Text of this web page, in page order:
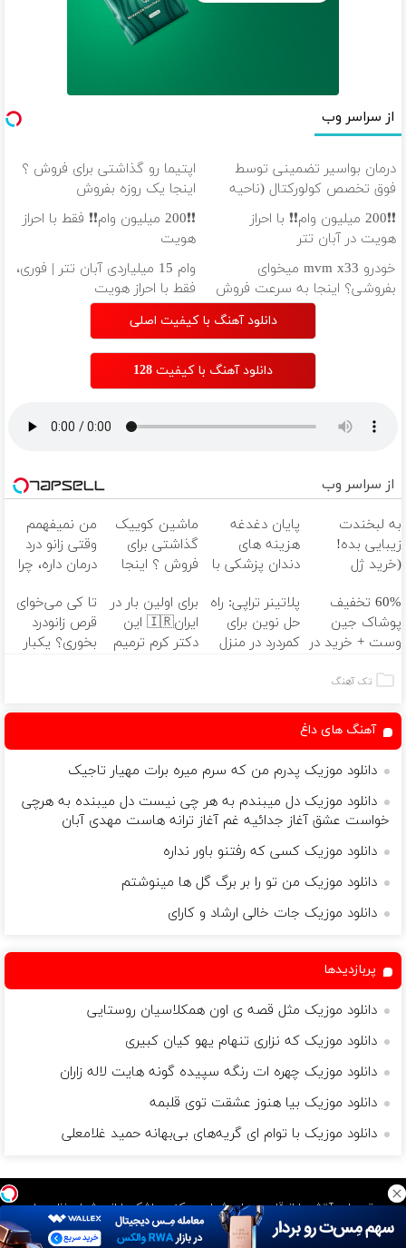
از سراسر وب
درمان بواسیر تضمینی توسط
فوق تخصص کولورکتال (ناحیه
مقعد)
اپتیما رو گذاشتی برای فروش ؟
اینجا یک روزه بفروش
❗❗200 میلیون وام❗❗ با احراز
هویت در آبان تتر
❗❗200 میلیون وام❗❗ فقط با احراز
هویت
خودرو mvm x33 میخوای
بفروشی؟ اینجا به سرعت فروش
وام 15 میلیاردی آبان تتر | فوری،
فقط با احراز هویت
دانلود آهنگ با کیفیت اصلی
دانلود آهنگ با کیفیت 128
از سراسر وب
به لبخندت
زیبایی بده!
(خرید ژل
دندان
با40%تخفیف)
پایان دغدغه
هزینه های
دندان پزشکی با
کننده خانگی
ماشین کوییک
گذاشتی برای
فروش ؟ اینجا
بفروش
من نمیفهمم
وقتی زانو درد
درمان داره، چرا
تحمل میکنی؟❗
60% تخفیف
پوشاک جین
وست + خرید در
پلاتینر تراپی: راه
حل نوین برای
کمردرد در منزل
برای اولین بار در
ایران🇮🇷 این
دکتر کرم ترمیم
تا کی می‌خوای
قرص زانودرد
بخوری؟ یکبار
تک آهنگ
آهنگ های داغ
دانلود موزیک پدرم من که سرم میره برات مهیار تاجیک
دانلود موزیک دل میبندم به هر چی نیست دل میبنده به هرچی
خواست عشق آغاز جدائیه غم آغاز ترانه هاست مهدی آبان
دانلود موزیک کسی که رفتنو باور نداره
دانلود موزیک من تو را بر برگ گل ها مینوشتم
دانلود موزیک جات خالی ارشاد و کارای
پربازدیدها
دانلود موزیک مثل قصه ی اون همکلاسیان روستایی
دانلود موزیک که نزاری تنهام یهو کیان کبیری
دانلود موزیک چهره ات رنگه سپیده گونه هایت لاله زاران
دانلود موزیک بیا هنوز عشقت توی قلبمه
دانلود موزیک با توام ای گریه‌های بی‌بهانه حمید غلامعلی
موسیقی باید آتش را از قلب مردان شعله ور کند و اشک را از چشمان زنان جاری
سازد